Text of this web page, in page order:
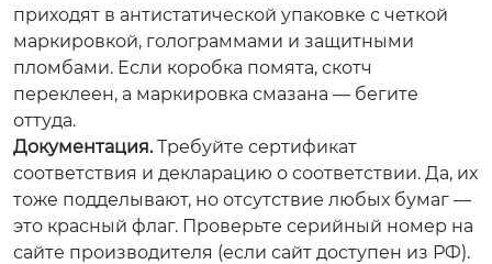
приходят в антистатической упаковке с четкой
маркировкой, голограммами и защитными
пломбами. Если коробка помята, скотч
переклеен, а маркировка смазана — бегите
оттуда.
Документация.Требуйте сертификат
соответствия и декларацию о соответствии. Да, их
тоже подделывают, но отсутствие любых бумаг —
это красный флаг. Проверьте серийный номер на
сайте производителя (если сайт доступен из РФ).